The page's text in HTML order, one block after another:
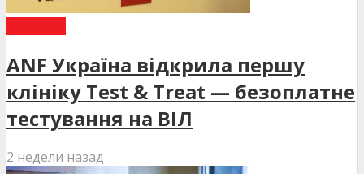
ANF Україна відкрила першу
клініку Test & Treat — безоплатне
тестування на ВІЛ
2 недели назад